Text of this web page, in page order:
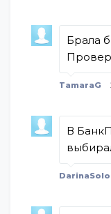
Брала
TamaraG
В
DarinaSolo